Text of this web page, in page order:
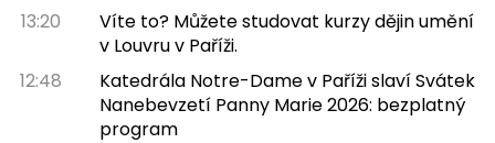
13:20
Víte to? Můžete studovat kurzy dějin umění
v Louvru v Paříži.
12:48
Katedrála Notre-Dame v Paříži slaví Svátek
Nanebevzetí Panny Marie 2026: bezplatný
program